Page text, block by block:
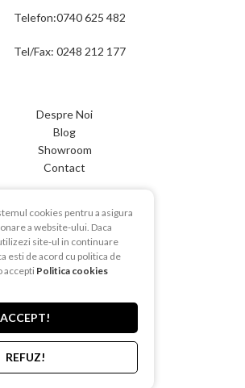
Telefon:0740 625 482
Tel/Fax: 0248 212 177
Despre Noi
Blog
Showroom
Contact
Termeni si conditii
de Confientialitate
Politica de Cookies
Livrare si plata
EBAC TEHNIC
cookies pentru a asigura
a website-ului. Daca
site-ul in continuare
esti de acord cu politica de
accepti Politica cookies
ACCEPT!
REFUZ!